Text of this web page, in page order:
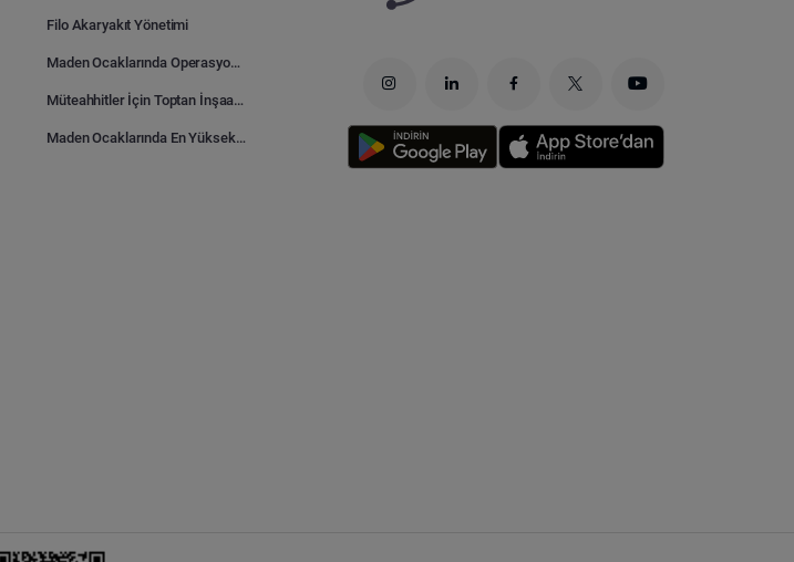
Filo Akaryakıt Yönetimi
Maden Ocaklarında Operasyonel Verimlilik Nasıl Arttırılır?
Müteahhitler İçin Toptan İnşaat Malzemesi Satın Alma Rehberi
Maden Ocaklarında En Yüksek Gider Kalemleri Nelerdir?